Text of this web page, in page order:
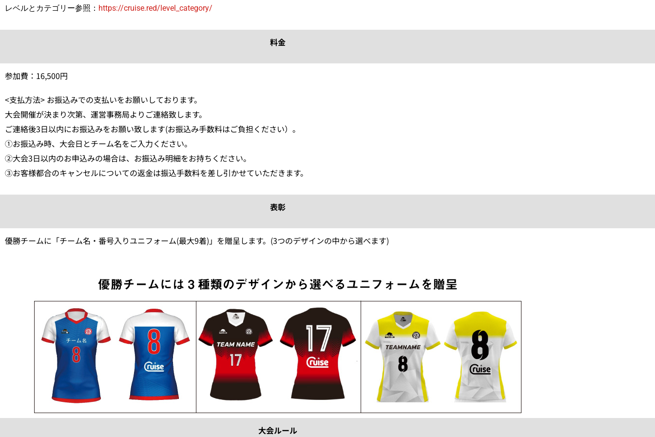
レベルとカテゴリー参照： https://cruise.red/level_category/
料金
参加費：16,500円
<支払方法> お振込みでの支払いをお願いしております。
大会開催が決まり次第、運営事務局よりご連絡致します。
ご連絡後3日以内にお振込みをお願い致します(お振込み手数料はご負担ください）。
①お振込み時、大会日とチーム名をご入力ください。
②大会3日以内のお申込みの場合は、お振込み明細をお持ちください。
③お客様都合のキャンセルについての返金は振込手数料を差し引かせていただきます。
表彰
優勝チームに「チーム名・番号入りユニフォーム(最大9着)」を贈呈します。(3つのデザインの中から選べます)
大会ルール